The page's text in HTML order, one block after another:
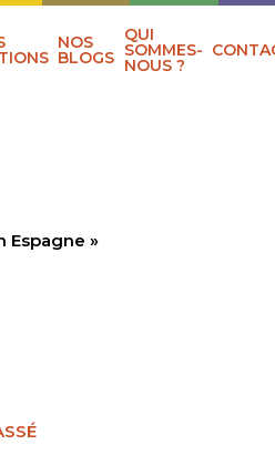
NOS
BLOGS
QUI
SOMMES-
NOUS ?
Espagne »